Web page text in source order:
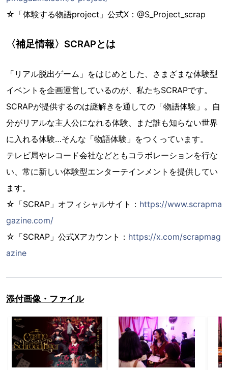
☆「体験する物語project」公式X：@S_Project_scrap
〈補足情報〉SCRAPとは
「リアル脱出ゲーム」をはじめとした、さまざまな体験型
イベントを企画運営しているのが、私たちSCRAPです。
SCRAPが提供するのは謎解きを通しての「物語体験」。自
分がリアルな主人公になれる体験、まだ誰も知らない世界
に入れる体験…そんな「物語体験」をつくっています。
テレビ局やレコード会社などともコラボレーションを行な
い、常に新しい体験型エンターテインメントを提供してい
ます。
☆「SCRAP」オフィシャルサイト： https://www.scrapma
gazine.com/
☆「SCRAP」公式Xアカウント： https://x.com/scrapmag
azine
添付画像・ファイル